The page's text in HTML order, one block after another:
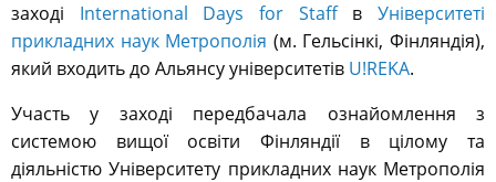
заході International Days for StaffвУніверситеті
прикладних наук Метрополія (м. Гельсінкі, Фінляндія),
який входить до Альянсу університетів U!REKA.
Участь у заході передбачала ознайомлення з
системою вищої освіти Фінляндії в цілому та
діяльністю Університету прикладних наук Метрополія